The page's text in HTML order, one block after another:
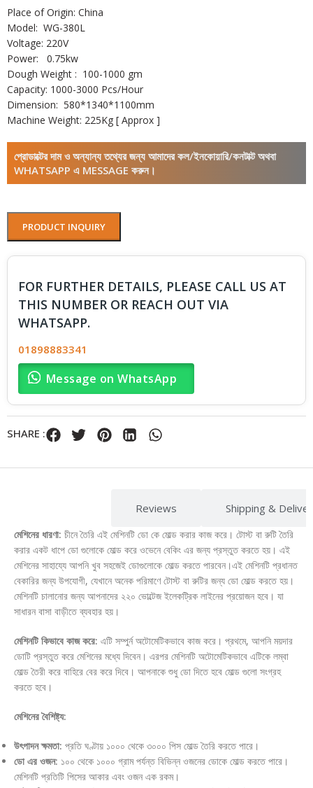
Place of Origin: China
Model: WG-380L
Voltage: 220V
Power: 0.75kw
Dough Weight : 100-1000 gm
Capacity: 1000-3000 Pcs/Hour
Dimension: 580*1340*1100mm
Machine Weight: 225Kg [ Approx ]
প্রোডাক্টের দাম ও অন্যান্য তথ্যের জন্য আমাদের কল/ইনকোয়ারি/কনটাক্ট অথবা
WHATSAPP এ MESSAGE করুন।
PRODUCT INQUIRY
FOR FURTHER DETAILS, PLEASE CALL US AT
THIS NUMBER OR REACH OUT VIA
WHATSAPP.
01898883341
Message on WhatsApp
SHARE :
Reviews Shipping &
মেশিনের ধারণা: চীনে তৈরি এই মেশিনটি ডো কে মোল্ড করার কাজ করে। টোস্ট বা রুটি তৈরি
করার একট ধাপে ডো গুলোকে মোল্ড করে ওভেনে বেকিং এর জন্য প্রস্তুত করতে হয়। এই
মেশিনের সাহায্যে আপনি খুব সহজেই ডোগুলোকে মোল্ড করতে পারবেন।এই মেশিনটি প্রধানত
বেকারির জন্য উপযোগী, যেখানে অনেক পরিমাণে টোস্ট বা রুটির জন্য ডো মোল্ড করতে হয়।
মেশিনটি চালানোর জন্য আপনাদের ২২০ ভোল্টেজ ইলেকট্রিক লাইনের প্রয়োজন হবে। যা
সাধারন বাসা বাড়ীতে ব্যবহার হয়।
মেশিনটি কিভাবে কাজ করে: এটি সম্পুর্ন অটোমেটিকভাবে কাজ করে। প্রথমে, আপনি ময়দার
ডোটি প্রস্তুত করে মেশিনের মধ্যে দিবেন। এরপর মেশিনটি অটোমেটিকভাবে এটিকে লম্বা
মোল্ড তৈরী করে বাহিরে বের করে দিবে। আপনাকে শুধু ডো দিতে হবে মোল্ড গুলো সংগ্রহ
করতে হবে।
মেশিনের বৈশিষ্ট্য:
উৎপাদন ক্ষমতা: প্রতি ঘণ্টায় ১০০০ থেকে ৩০০০ পিস মোল্ড তৈরি করতে পারে।
ডো এর ওজন: ১০০ থেকে ১০০০ গ্রাম পর্যন্ত বিভিন্ন ওজনের ডোকে মোল্ড করতে পারে।
মেশিনটি প্রতিটি পিসের আকার এবং ওজন এক রকম।